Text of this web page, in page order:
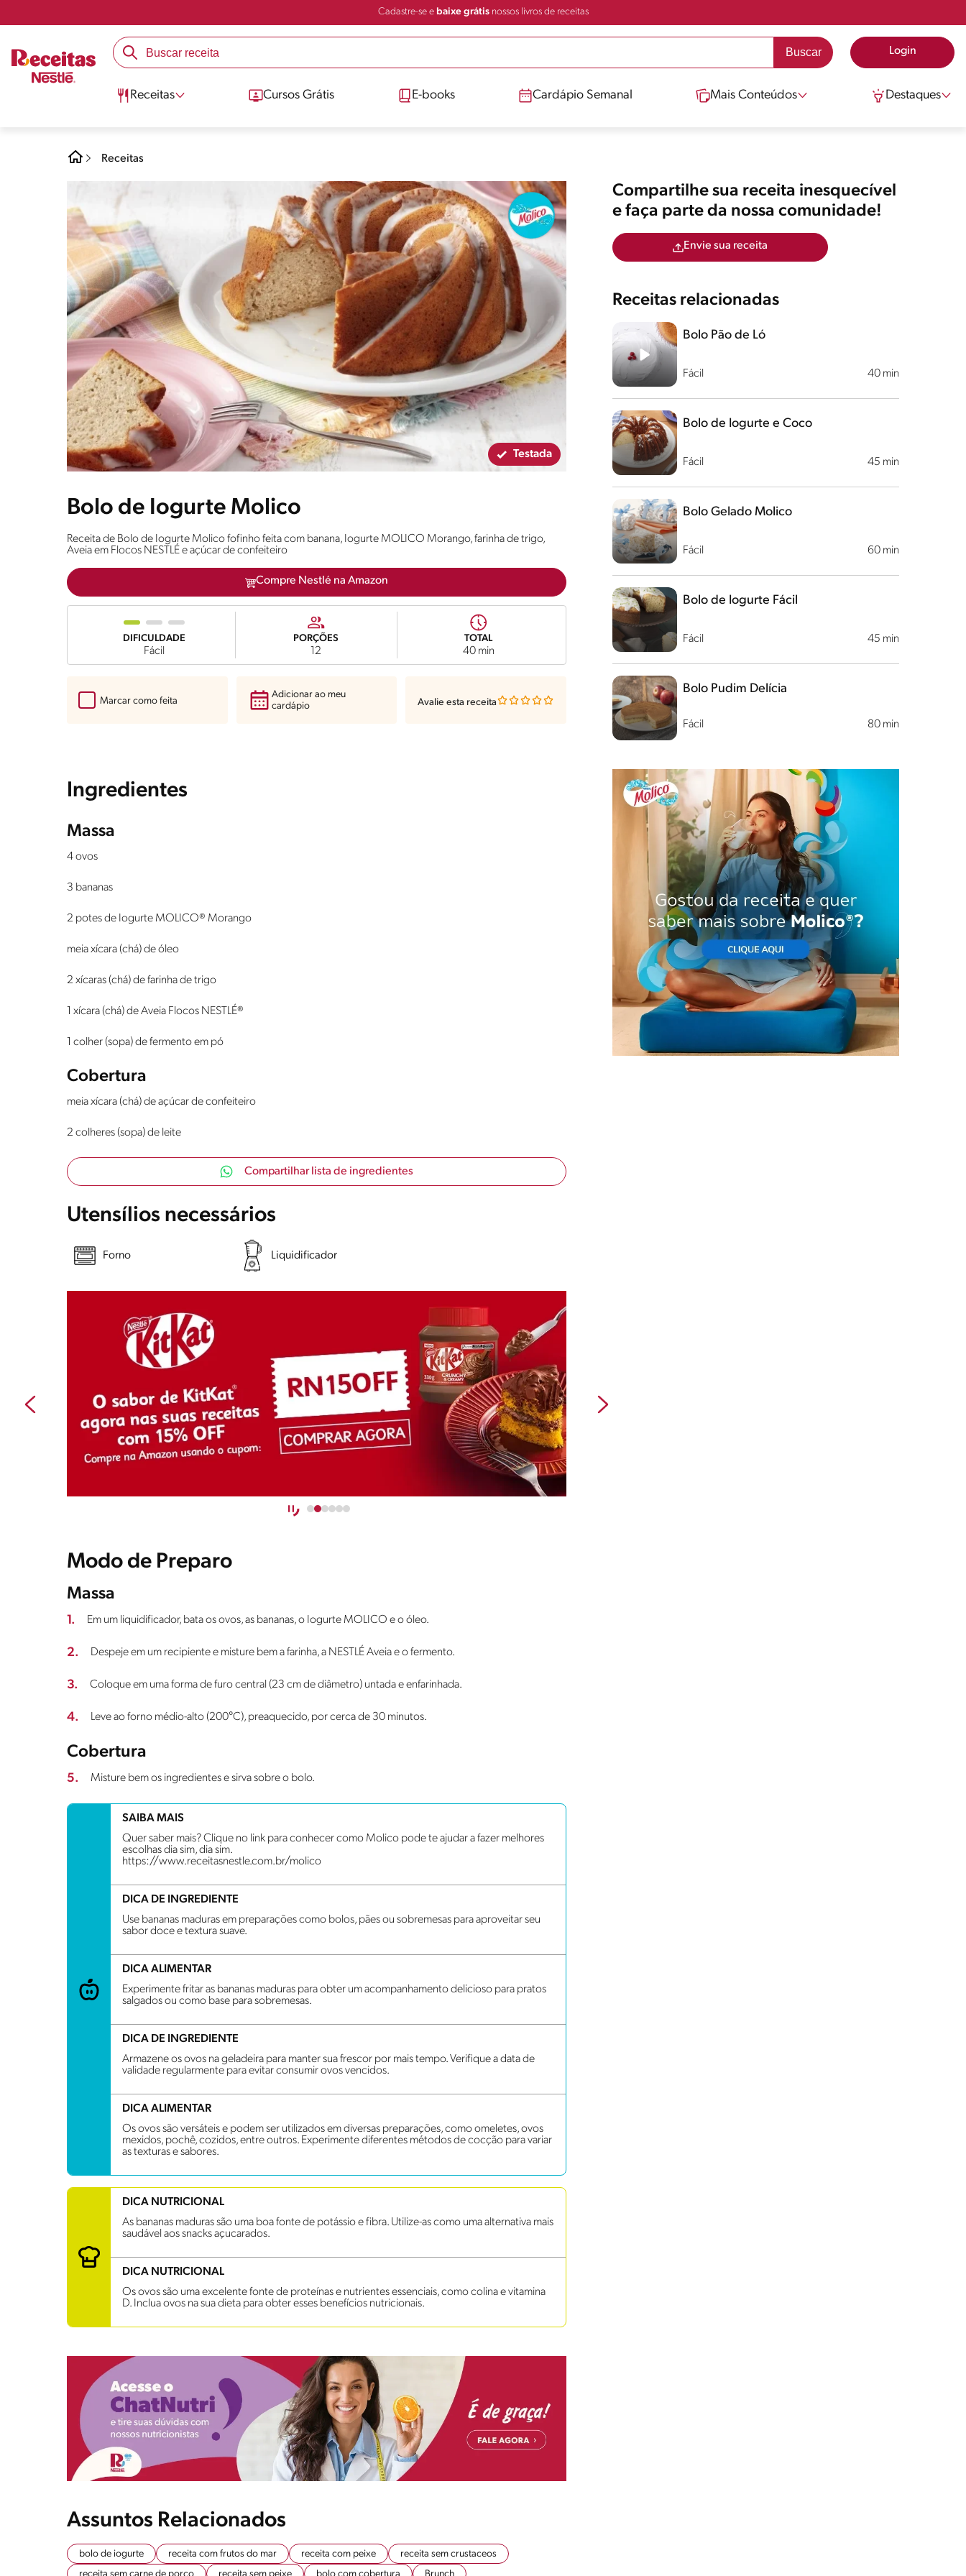
Cadastre-se e baixe grátisnossos livros de receitas
Login
Receitas Cursos Grátis E-books Cardápio Semanal Mais Conteúdos Destaques
Receitas
Testada
Bolo de Iogurte Molico
Receita de Bolo de Iogurte Molico fofinho feita com banana, Iogurte MOLICO Morango, farinha de trigo,
Aveia em Flocos NESTLÉ e açúcar de confeiteiro
Compre Nestlé na Amazon
DIFICULDADE
Fácil
PORÇÕES
12
TOTAL
40 min
Marcar como feita
Adicionar ao meu
cardápio
Avalie esta receita
Ingredientes
Massa
4 ovos
3 bananas
2 potes de Iogurte MOLICO® Morango
meia xícara (chá) de óleo
2 xícaras (chá) de farinha de trigo
1 xícara (chá) de Aveia Flocos NESTLÉ®
1 colher (sopa) de fermento em pó
Cobertura
meia xícara (chá) de açúcar de confeiteiro
2 colheres (sopa) de leite
Compartilhar lista de ingredientes
Utensílios necessários
Forno Liquidificador
Modo de Preparo
Massa
1. Em um liquidificador, bata os ovos, as bananas, o Iogurte MOLICO e o óleo.
2. Despeje em um recipiente e misture bem a farinha, a NESTLÉ Aveia e o fermento.
3. Coloque em uma forma de furo central (23 cm de diâmetro) untada e enfarinhada.
4. Leve ao forno médio-alto (200°C), preaquecido, por cerca de 30 minutos.
Cobertura
5. Misture bem os ingredientes e sirva sobre o bolo.
SAIBA MAIS
Quer saber mais? Clique no link para conhecer como Molico pode te ajudar a fazer melhores
escolhas dia sim, dia sim.
https://www.receitasnestle.com.br/molico
DICA DE INGREDIENTE
Use bananas maduras em preparações como bolos, pães ou sobremesas para aproveitar seu
sabor doce e textura suave.
DICA ALIMENTAR
Experimente fritar as bananas maduras para obter um acompanhamento delicioso para pratos
salgados ou como base para sobremesas.
DICA DE INGREDIENTE
Armazene os ovos na geladeira para manter sua frescor por mais tempo. Verifique a data de
validade regularmente para evitar consumir ovos vencidos.
DICA ALIMENTAR
Os ovos são versáteis e podem ser utilizados em diversas preparações, como omeletes, ovos
mexidos, pochê, cozidos, entre outros. Experimente diferentes métodos de cocção para variar
as texturas e sabores.
DICA NUTRICIONAL
As bananas maduras são uma boa fonte de potássio e fibra. Utilize-as como uma alternativa mais
saudável aos snacks açucarados.
DICA NUTRICIONAL
Os ovos são uma excelente fonte de proteínas e nutrientes essenciais, como colina e vitamina
D. Inclua ovos na sua dieta para obter esses benefícios nutricionais.
Assuntos Relacionados
bolo de iogurte receita com frutos do mar receita com peixe
receita sem crustaceos
Compartilhe sua receita inesquecível
e faça parte da nossa comunidade!
Envie sua receita
Receitas relacionadas
Fácil 40 min
Bolo Pão de Ló
Fácil 45 min
Bolo de Iogurte e Coco
Fácil 60 min
Bolo Gelado Molico
Fácil 45 min
Bolo de Iogurte Fácil
Fácil 80 min
Bolo Pudim Delícia